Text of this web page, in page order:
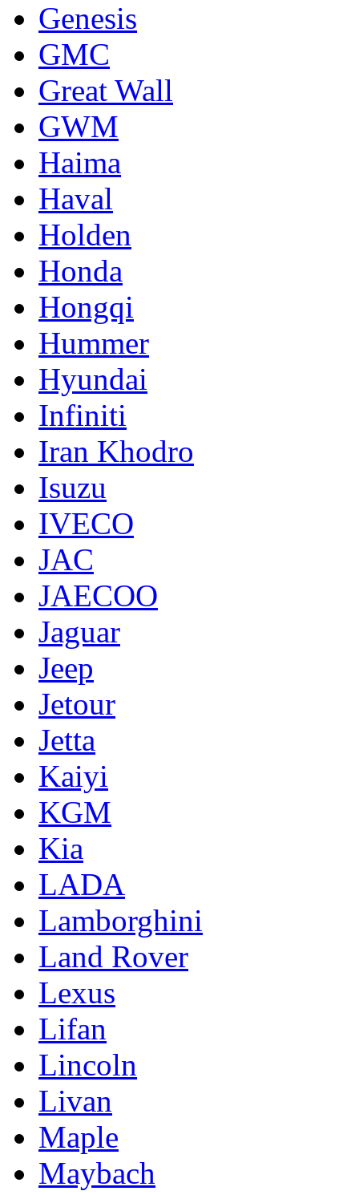
Genesis
GMC
Great Wall
GWM
Haima
Haval
Holden
Honda
Hongqi
Hummer
Hyundai
Infiniti
Iran Khodro
Isuzu
IVECO
JAC
JAECOO
Jaguar
Jeep
Jetour
Jetta
Kaiyi
KGM
Kia
LADA
Lamborghini
Land Rover
Lexus
Lifan
Lincoln
Livan
Maple
Maybach